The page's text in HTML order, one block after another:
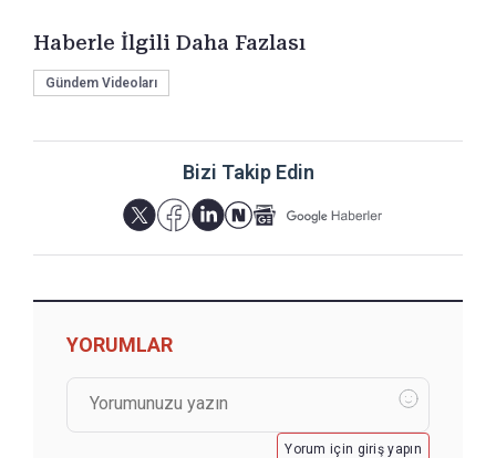
Haberle İlgili Daha Fazlası
Gündem Videoları
Bizi Takip Edin
YORUMLAR
Yorum için giriş yapın